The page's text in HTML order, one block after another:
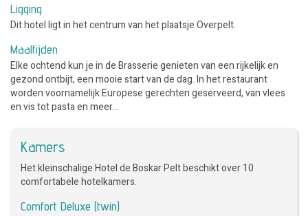
Ligging
Dit hotel ligt in het centrum van het plaatsje Overpelt.
Maaltijden
Elke ochtend kun je in de Brasserie genieten van een rijkelijk en
gezond ontbijt, een mooie start van de dag. In het restaurant
worden voornamelijk Europese gerechten geserveerd, van vlees
en vis tot pasta en meer...
Kamers
Het kleinschalige Hotel de Boskar Pelt beschikt over 10
comfortabele hotelkamers.
Comfort Deluxe (twin)